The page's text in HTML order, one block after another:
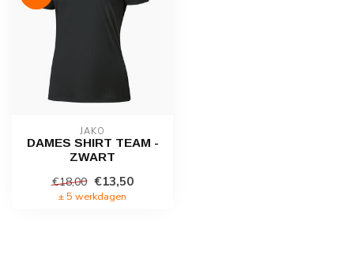
JAKO
DAMES SHIRT TEAM -
ZWART
€18,00 €13,50
± 5 werkdagen